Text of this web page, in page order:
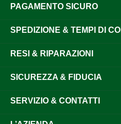
PAGAMENTO SICURO
SPEDIZIONE & TEMPI DI
RESI & RIPARAZIONI
SICUREZZA & FIDUCIA
SERVIZIO & CONTATTI